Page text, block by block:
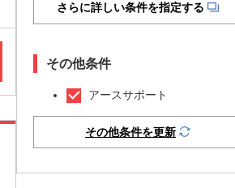
さらに詳しい条件を指定する
その他条件
アースサポート
その他条件を更新